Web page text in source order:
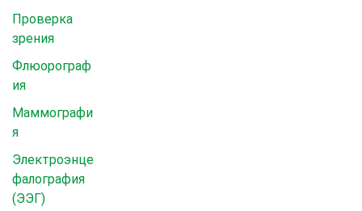
Проверка
зрения
Флюорограф
ия
Маммографи
я
Электроэнце
фалография
(ЭЭГ)